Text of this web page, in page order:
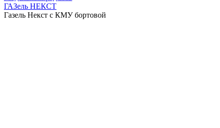
ГАЗель НЕКСТ
Газель Некст с КМУ бортовой